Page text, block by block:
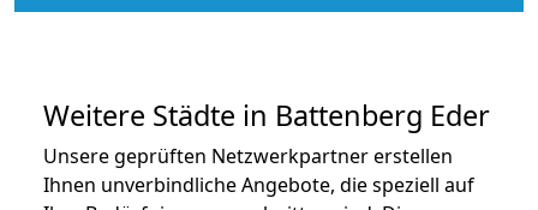
Weitere Städte in Battenberg Eder
Unsere geprüften Netzwerkpartner erstellen
Ihnen unverbindliche Angebote, die speziell auf